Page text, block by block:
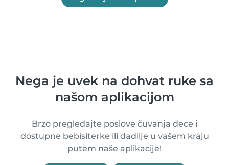
Nega je uvek na dohvat ruke sa
našom aplikacijom
Brzo pregledajte poslove čuvanja dece i
dostupne bebisiterke ili dadilje u vašem kraju
putem naše aplikacije!